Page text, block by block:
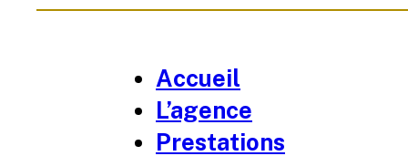
Accueil
L’agence
Prestations